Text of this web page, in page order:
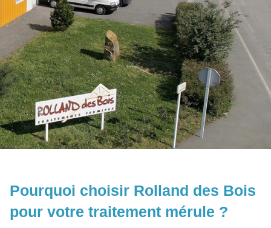
Pourquoi choisir Rolland des Bois
pour votre traitement mérule ?